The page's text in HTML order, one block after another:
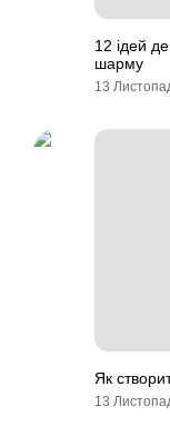
12 ідей
шарму
13
Як
13